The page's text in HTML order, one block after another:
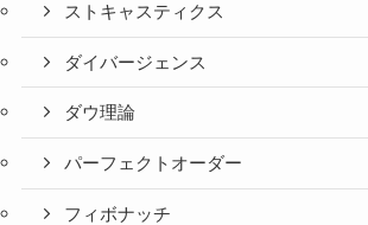
ストキャスティクス
ダイバージェンス
ダウ理論
パーフェクトオーダー
フィボナッチ